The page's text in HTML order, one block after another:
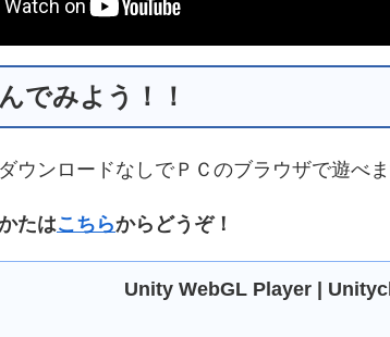
でみよう！！
ウンロードなしでＰＣのブラウザで遊べ
たはこちらからどうぞ！
Unity WebGL Player |